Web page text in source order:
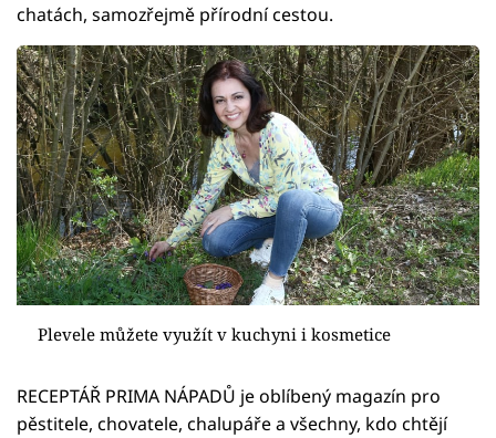
chatách, samozřejmě přírodní cestou.
Plevele můžete využít v kuchyni i kosmetice
RECEPTÁŘ PRIMA NÁPADŮ je oblíbený magazín pro
pěstitele, chovatele, chalupáře a všechny, kdo chtějí